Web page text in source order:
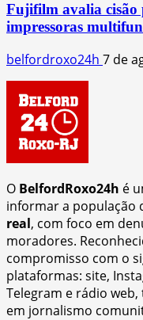
Fujifilm avalia cisão
impressoras
belfordroxo24h 7 de
O BelfordRoxo24h é
informar a população
real, com foco em
moradores.
compromisso com o
plataformas: site,
Telegram e rádio
em jornalismo